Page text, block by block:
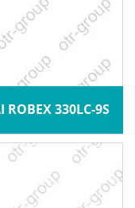
330LC-9S